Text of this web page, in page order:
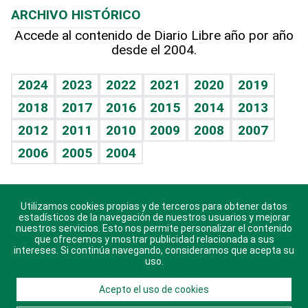
Hablando con el pediatra
Vida y familia
Eñe
Celebrando la vida
Sin complejos
En pocas palabras
Escuchando al corazón
Economía Personal
Línea de hit
TBT Deportivo
Más firmas
Hecho en casa
Guía del dinero
Cumpleaños
Horóscopos
Crucigramas
ARCHIVO HISTÓRICO
Accede al contenido de Diario Libre año por año
desde el 2004.
2024 2023 2022 2021 2020
2019
2018
2017 2016 2015 2014
2013
2012
2011 2010 2009 2008
2007
2006
2005 2004
Descarga nuestras aplicaciones para Android, iOS y
sistema Huawei.
© 2021 Diario Libre, todos los derechos reservados.
Utilizamos cookies propias y de terceros para obtener datos
estadísticos de la navegación de nuestros usuarios y mejorar
nuestros servicios. Esto nos permite personalizar el contenido
que ofrecemos y mostrar publicidad relacionada a sus
intereses. Si continúa navegando, consideramos que acepta su
uso.
Acepto el uso de cookies